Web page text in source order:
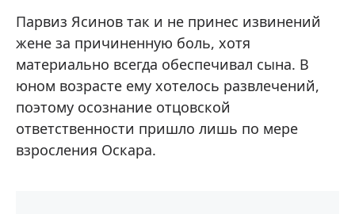
Парвиз Ясинов так и не принес извинений
жене за причиненную боль, хотя
материально всегда обеспечивал сына. В
юном возрасте ему хотелось развлечений,
поэтому осознание отцовской
ответственности пришло лишь по мере
взросления Оскара.